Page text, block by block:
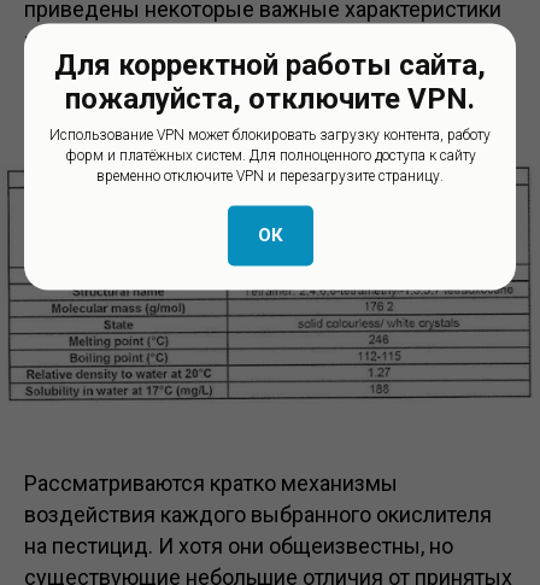
приведены некоторые важные характеристики
метальдегида.
Табл. 1. Свойства метальдегида
Рассматриваются кратко механизмы
воздействия каждого выбранного окислителя
на пестицид. И хотя они общеизвестны, но
существующие небольшие отличия от принятых
Для корректной работы сайта,
пожалуйста, отключите VPN.
Использование VPN может блокировать загрузку контента, работу
форм и платёжных систем. Для полноценного доступа к сайту
временно отключите VPN и перезагрузите страницу.
ОК